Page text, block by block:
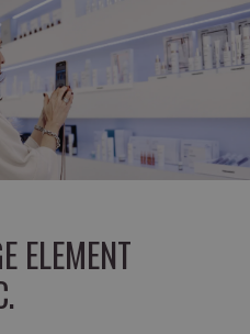
ELEMENT